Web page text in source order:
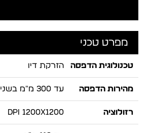
מפרט טכני
טכנולוגית הדפסה הזרקת דיו
מהירות הדפסה עד 300 מ"מ בשניה
רזולוציה DPI 1200x1200